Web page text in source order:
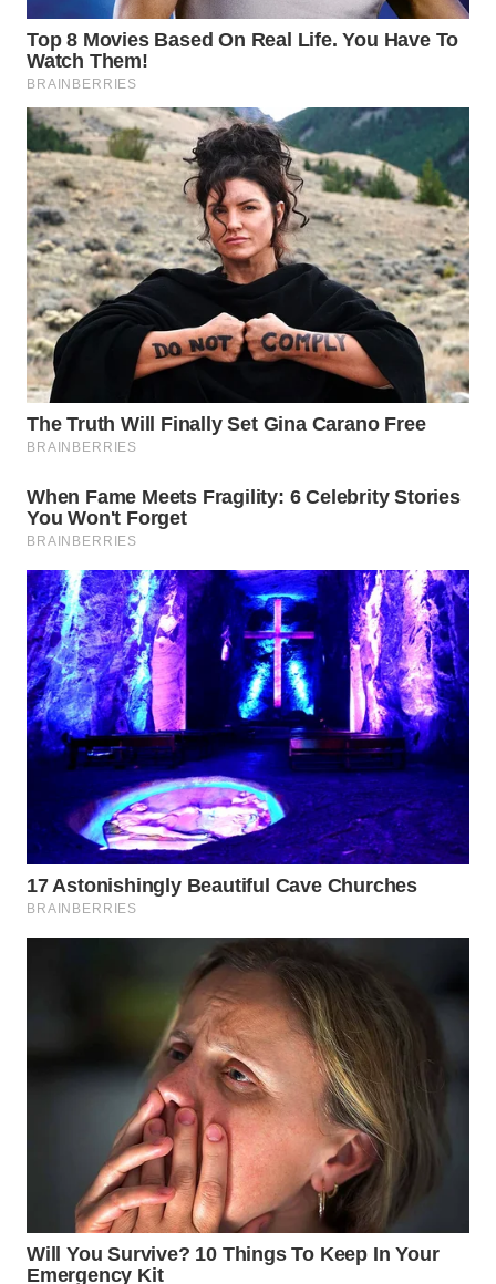
KARING
NEWS
JURNAL
MARITIM
HUMBANG
NEWS
GARONGGANG
NEWS
FISUELRI
ENERGI
CILEUNGSI
BERKAT
NEWS
BERAMPU
NEWS
ANUGERAH
NEWS
AKHLAK
ID
PERAPKI
NEWS